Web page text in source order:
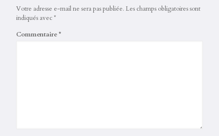
Votre adresse e-mail ne sera pas publiée. Les champs obligatoires sont
indiqués avec*
Commentaire*